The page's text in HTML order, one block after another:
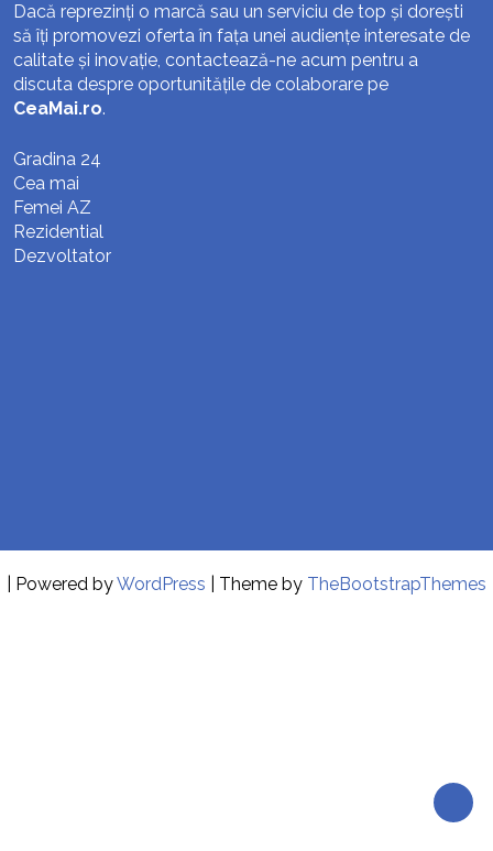
Dacă reprezinți o marcă sau un serviciu de top și dorești
să îți promovezi oferta în fața unei audiențe interesate de
calitate și inovație, contactează-ne acum pentru a
discuta despre oportunitățile de colaborare pe
CeaMai.ro.
Gradina 24
Cea mai
Femei AZ
Rezidential
Dezvoltator
| Powered byWordPress | Theme by TheBootstrapThemes